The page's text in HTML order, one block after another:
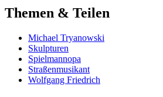
Themen & Teilen
Michael Tryanowski
Skulpturen
Spielmannopa
Straßenmusikant
Wolfgang Friedrich